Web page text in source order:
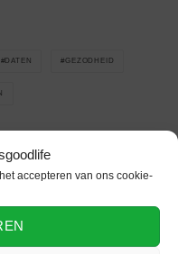
accepteren van ons cookie-
DATEN GEZODHEID